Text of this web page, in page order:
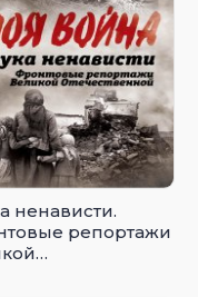
ненависти.
репортажи